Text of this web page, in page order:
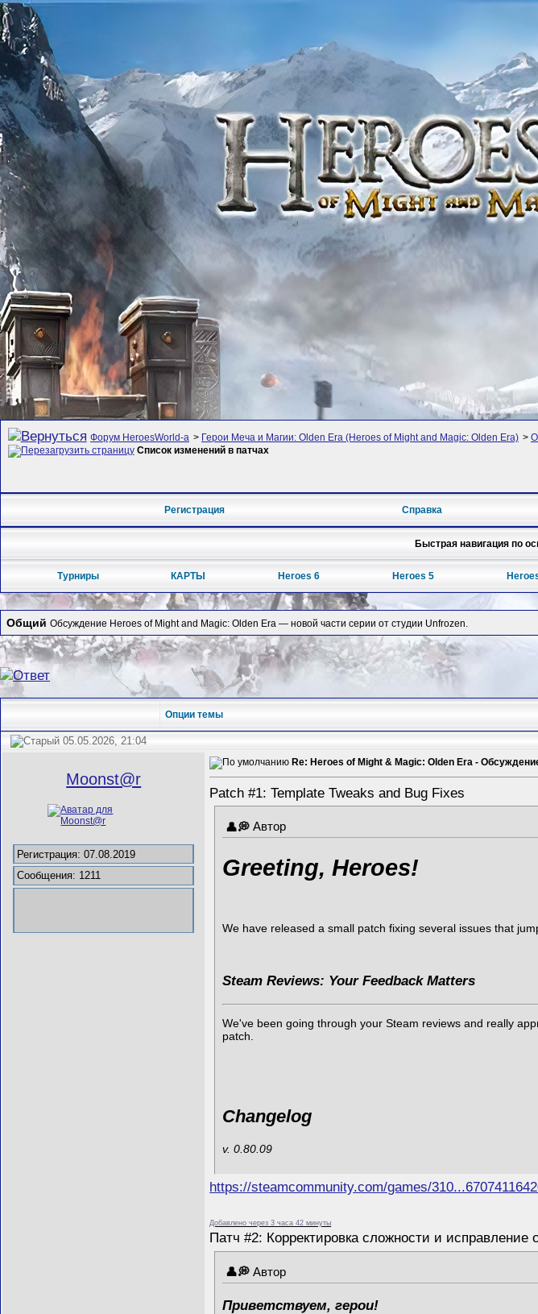
Форум HeroesWorld-а > Герои Меча и Магии: Olden Era (Heroes of Might and Magic: Olden Era) >
Список изменений в патчах
Регистрация Справка
Быстрая навигация по
Турниры КАРТЫ Heroes 6 Heroes 5
Общий Обсуждение Heroes of Might and Magic: Olden Era — новой части серии от студии Unfrozen.
Опции темы
05.05.2026, 21:04
Mооnst@r
Регистрация: 07.08.2019
Сообщения: 1211
Re: Heroes of Might & Magic: Olden Era -
Patch #1: Template Tweaks and Bug Fixes
Автор
Greeting, Heroes!
We have released a small patch fixing several issues that
Steam Reviews: Your Feedback Matters
We've been going through your Steam reviews and really
patch.
Changelog
v. 0.80.09
https://steamcommunity.com/games/
Добавлено через 3 часа 42 минуты
Патч #2: Корректировка сложности и исправление
Автор
Приветствуем, герои!